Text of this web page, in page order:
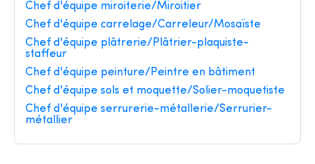
Chef d'équipe miroiterie/Miroitier
Chef d'équipe carrelage/Carreleur/Mosaïste
Chef d'équipe plâtrerie/Plâtrier-plaquiste-
staffeur
Chef d'équipe peinture/Peintre en bâtiment
Chef d'équipe sols et moquette/Solier-moquetiste
Chef d'équipe serrurerie-métallerie/Serrurier-
métallier